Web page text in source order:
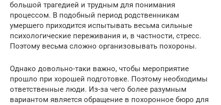
большой трагедией и трудным для понимания
процессом. В подобный период родственникам
умершего приходится испытывать весьма сильные
психологические переживания и, в частности, стресс.
Поэтому весьма сложно организовывать похороны.
Однако довольно-таки важно, чтобы мероприятие
прошло при хорошей подготовке. Поэтому необходимы
ответственные люди. Из-за чего более разумным
вариантом является обращение в похоронное бюро для